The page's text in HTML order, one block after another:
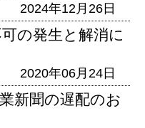
2024年12月26日
の発生と解消に
2020年06月24日
新聞の遅配のお